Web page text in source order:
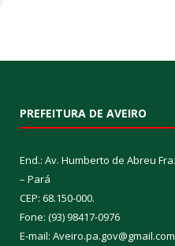
PREFEITURA DE AVEIRO
End.: Av. Humberto de Abreu
– Pará
CEP: 68.150-000.
Fone: (93) 98417-0976
E-mail: Aveiro.pa.gov@gmail.com